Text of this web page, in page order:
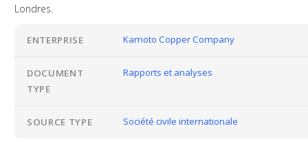
Londres.
ENTERPRISE Kamoto Copper Company
DOCUMENT
TYPE
Rapports et analyses
SOURCE TYPE Société civile internationale